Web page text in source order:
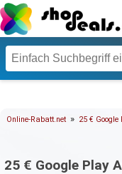
Online-Rabatt.net » 25 € Google
25 € Google Play